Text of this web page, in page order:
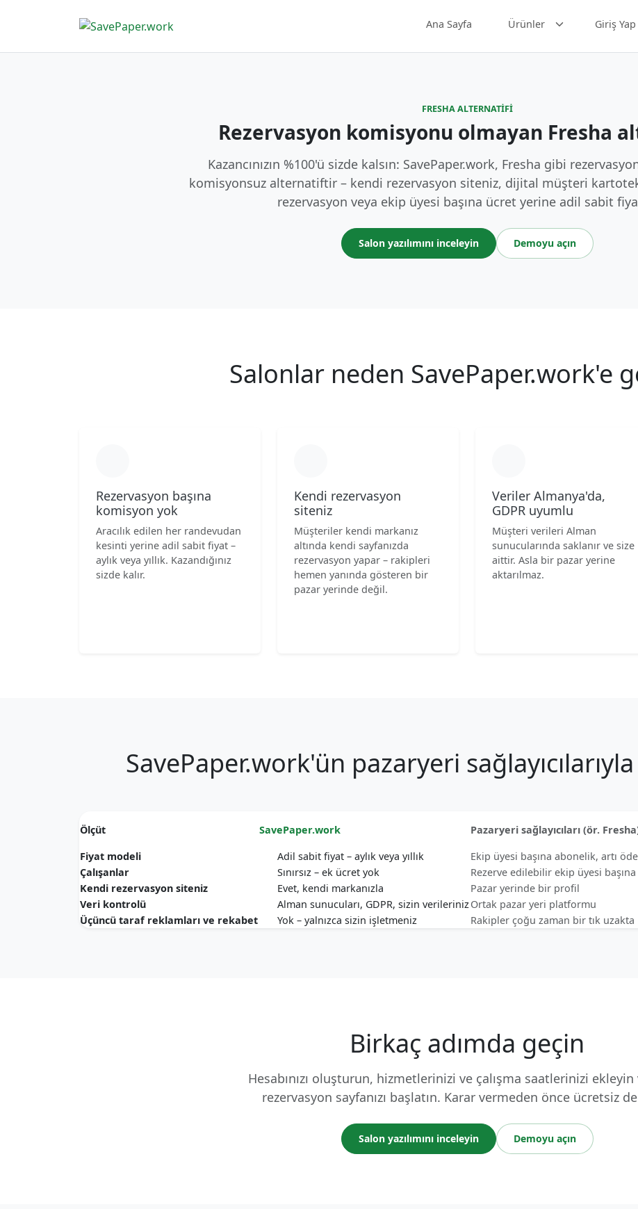
Ana Sayfa Ürünler Giriş Yap
FRESHA ALTERNATIFI
Rezervasyon komisyonu olmayan Fresha
Kazancınızın %100'ü sizde kalsın: SavePaper.work, Fresha gibi
komisyonsuz alternatiftir – kendi rezervasyon siteniz, dijital müşteri
rezervasyon veya ekip üyesi başına ücret yerine adil sabit
Salon yazılımını inceleyin Demoyu açın
Salonlar neden SavePaper.work'e
Rezervasyon başına
komisyon yok
Aracılık edilen her randevudan
kesinti yerine adil sabit fiyat –
aylık veya yıllık. Kazandığınız
sizde kalır.
Kendi rezervasyon
siteniz
Müşteriler kendi markanız
altında kendi sayfanızda
rezervasyon yapar – rakipleri
hemen yanında gösteren bir
pazar yerinde değil.
Veriler Almanya'da,
GDPR uyumlu
Müşteri verileri Alman
sunucularında saklanır ve size
aittir. Asla bir pazar yerine
aktarılmaz.
SavePaper.work'ün pazaryeri sağlayıcılarıyla
Ölçüt SavePaper.work
Pazaryeri sağlayıcıları (ör.
Fiyat modeli
Adil sabit fiyat – aylık veya yıllık
Ekip üyesi başına abonelik, artı
Çalışanlar
Sınırsız – ek ücret yok
Rezerve edilebilir ekip üyesi
Kendi rezervasyon siteniz
Evet, kendi markanızla
Pazar yerinde bir profil
Veri kontrolü
Alman sunucuları, GDPR, sizin verilerinizOrtak pazar yeri platformu
Üçüncü taraf reklamları ve rekabet
Yok – yalnızca sizin işletmeniz Rakipler çoğu zaman bir tık uzakta
Birkaç adımda geçin
Hesabınızı oluşturun, hizmetlerinizi ve çalışma saatlerinizi ekleyin
rezervasyon sayfanızı başlatın. Karar vermeden önce ücretsiz
Salon yazılımını inceleyin Demoyu açın